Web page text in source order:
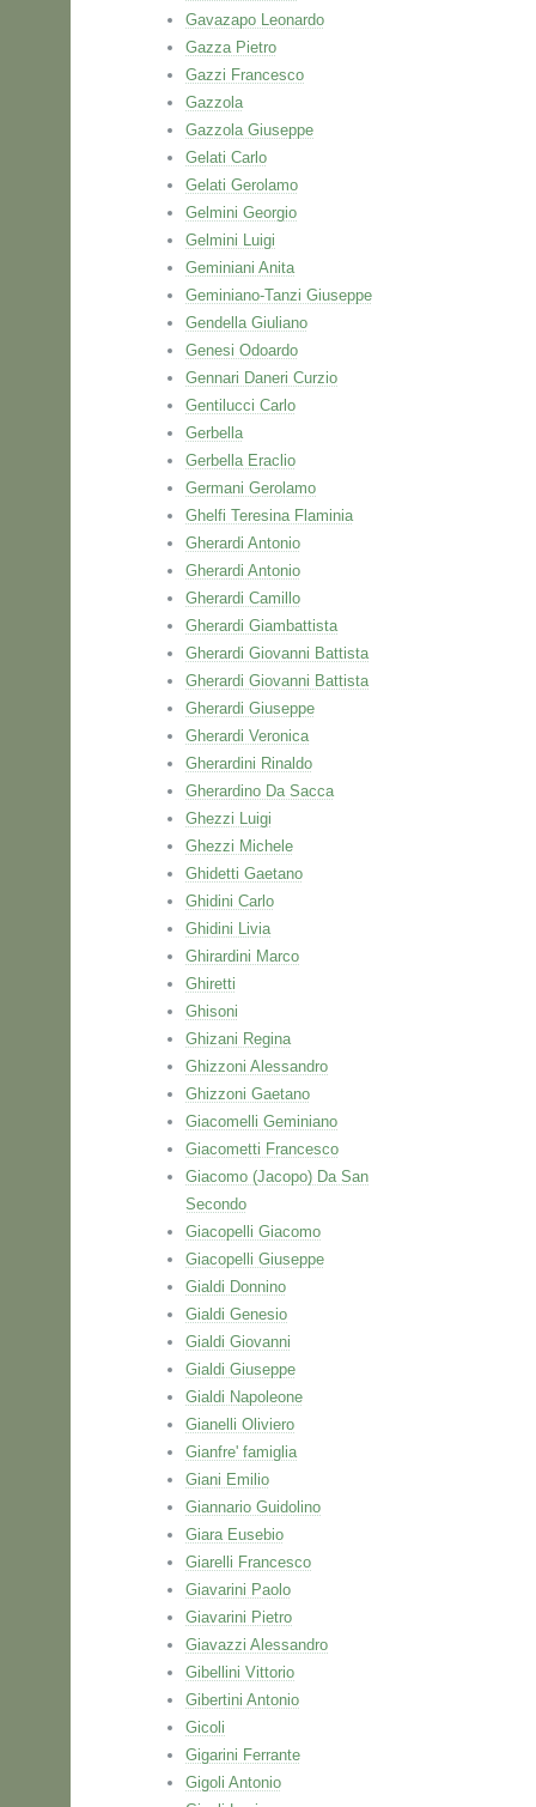
Gavazapo Leonardo
Gazza Pietro
Gazzi Francesco
Gazzola
Gazzola Giuseppe
Gelati Carlo
Gelati Gerolamo
Gelmini Georgio
Gelmini Luigi
Geminiani Anita
Geminiano-Tanzi Giuseppe
Gendella Giuliano
Genesi Odoardo
Gennari Daneri Curzio
Gentilucci Carlo
Gerbella
Gerbella Eraclio
Germani Gerolamo
Ghelfi Teresina Flaminia
Gherardi Antonio
Gherardi Antonio
Gherardi Camillo
Gherardi Giambattista
Gherardi Giovanni Battista
Gherardi Giovanni Battista
Gherardi Giuseppe
Gherardi Veronica
Gherardini Rinaldo
Gherardino Da Sacca
Ghezzi Luigi
Ghezzi Michele
Ghidetti Gaetano
Ghidini Carlo
Ghidini Livia
Ghirardini Marco
Ghiretti
Ghisoni
Ghizani Regina
Ghizzoni Alessandro
Ghizzoni Gaetano
Giacomelli Geminiano
Giacometti Francesco
Giacomo (Jacopo) Da San
Secondo
Giacopelli Giacomo
Giacopelli Giuseppe
Gialdi Donnino
Gialdi Genesio
Gialdi Giovanni
Gialdi Giuseppe
Gialdi Napoleone
Gianelli Oliviero
Gianfre' famiglia
Giani Emilio
Giannario Guidolino
Giara Eusebio
Giarelli Francesco
Giavarini Paolo
Giavarini Pietro
Giavazzi Alessandro
Gibellini Vittorio
Gibertini Antonio
Gicoli
Gigarini Ferrante
Gigoli Antonio